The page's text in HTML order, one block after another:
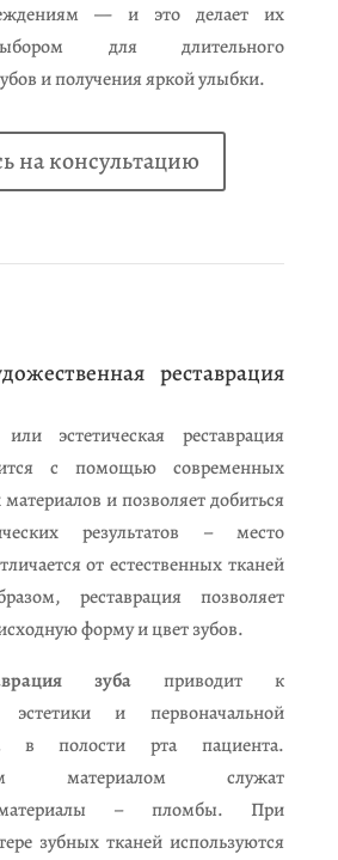
— и это делает их
для длительного
и получения яркой улыбки.
на консультацию
реставрация
эстетическая реставрация
с помощью современных
и позволяет добиться
результатов – место
от естественных тканей
реставрация позволяет
форму и цвет зубов.
зуба приводит к
эстетики и первоначальной
в полости рта пациента.
материалом служат
материалы – пломбы. При
зубных тканей используются